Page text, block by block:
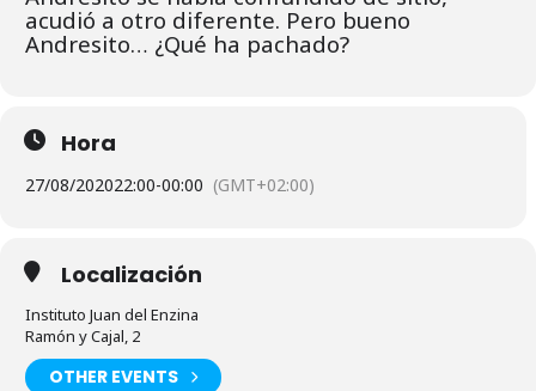
acudió a otro diferente. Pero bueno
Andresito… ¿Qué ha pachado?
Hora
27/08/202022:00-00:00 (GMT+02:00)
Localización
Instituto Juan del Enzina
Ramón y Cajal, 2
OTHER EVENTS